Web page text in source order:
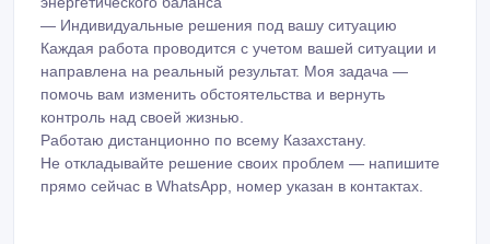
— Индивидуальные решения под вашу ситуацию
Каждая работа проводится с учетом вашей ситуации и
направлена на реальный результат. Моя задача —
помочь вам изменить обстоятельства и вернуть
контроль над своей жизнью.
Работаю дистанционно по всему Казахстану.
Не откладывайте решение своих проблем — напишите
прямо сейчас в WhatsApp, номер указан в контактах.